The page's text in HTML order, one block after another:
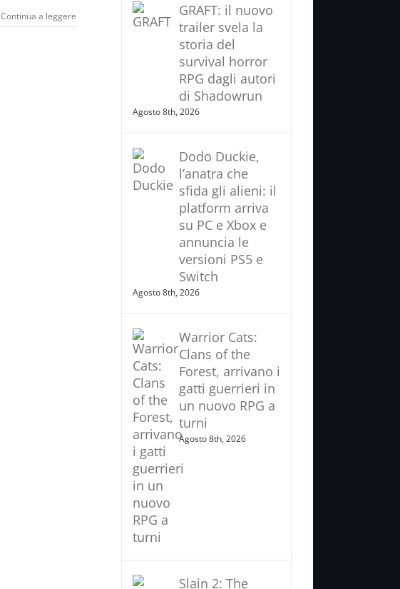
Continua a leggere
GRAFT: il nuovo
trailer svela la
storia del
survival horror
RPG dagli autori
di Shadowrun
Agosto 8th, 2026
Dodo Duckie,
l’anatra che
sfida gli alieni: il
platform arriva
su PC e Xbox e
annuncia le
versioni PS5 e
Switch
Agosto 8th, 2026
Warrior Cats:
Clans of the
Forest, arrivano i
gatti guerrieri in
un nuovo RPG a
turni
Agosto 8th, 2026
Slain 2: The